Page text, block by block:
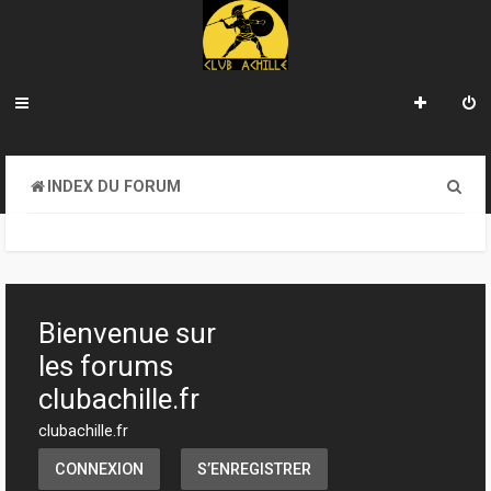
INDEX DU FORUM
h
Bienvenue sur
les forums
clubachille.fr
clubachille.fr
CONNEXION S’ENREGISTRER